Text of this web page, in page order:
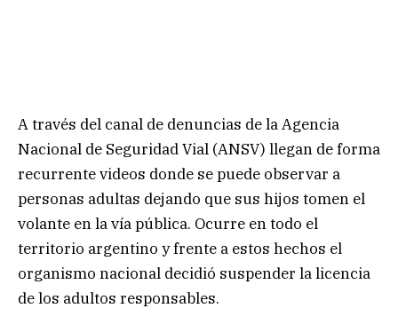
A través del canal de denuncias de la Agencia
Nacional de Seguridad Vial (ANSV) llegan de forma
recurrente videos donde se puede observar a
personas adultas dejando que sus hijos tomen el
volante en la vía pública. Ocurre en todo el
territorio argentino y frente a estos hechos el
organismo nacional decidió suspender la licencia
de los adultos responsables.